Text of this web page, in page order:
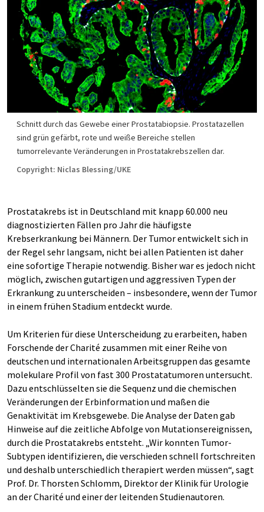
Schnitt durch das Gewebe einer Prostatabiopsie. Prostatazellen
sind grün gefärbt, rote und weiße Bereiche stellen
tumorrelevante Veränderungen in Prostatakrebszellen dar.
Copyright: Niclas Blessing/UKE
Prostatakrebs ist in Deutschland mit knapp 60.000 neu
diagnostizierten Fällen pro Jahr die häufigste
Krebserkrankung bei Männern. Der Tumor entwickelt sich in
der Regel sehr langsam, nicht bei allen Patienten ist daher
eine sofortige Therapie notwendig. Bisher war es jedoch nicht
möglich, zwischen gutartigen und aggressiven Typen der
Erkrankung zu unterscheiden – insbesondere, wenn der Tumor
in einem frühen Stadium entdeckt wurde.
Um Kriterien für diese Unterscheidung zu erarbeiten, haben
Forschende der Charité zusammen mit einer Reihe von
deutschen und internationalen Arbeitsgruppen das gesamte
molekulare Profil von fast 300 Prostatatumoren untersucht.
Dazu entschlüsselten sie die Sequenz und die chemischen
Veränderungen der Erbinformation und maßen die
Genaktivität im Krebsgewebe. Die Analyse der Daten gab
Hinweise auf die zeitliche Abfolge von Mutationsereignissen,
durch die Prostatakrebs entsteht. „Wir konnten Tumor-
Subtypen identifizieren, die verschieden schnell fortschreiten
und deshalb unterschiedlich therapiert werden müssen“, sagt
Prof. Dr. Thorsten Schlomm, Direktor der Klinik für Urologie
an der Charité und einer der leitenden Studienautoren.